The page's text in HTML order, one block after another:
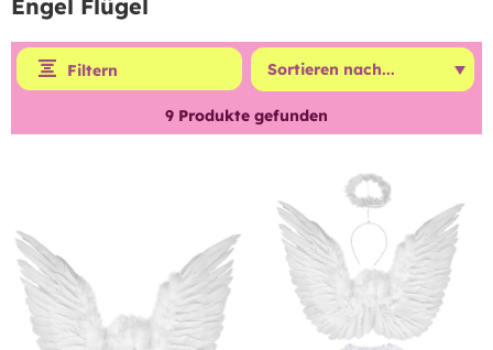
Engel Flügel
Filtern
9 Produkte gefunden